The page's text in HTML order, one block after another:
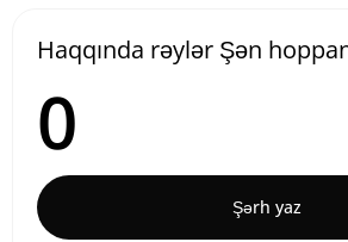
Haqqında rəylər Şən
0
Şərh yaz